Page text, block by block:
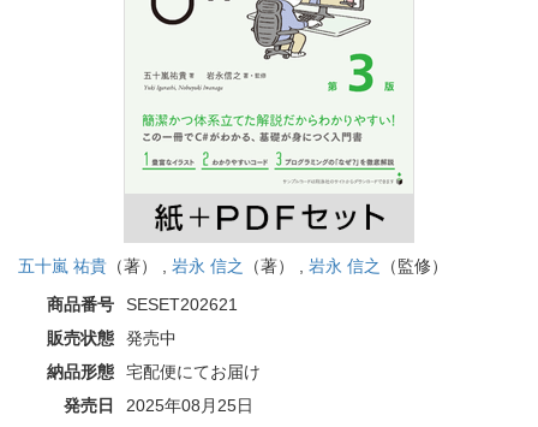
五十嵐 祐貴 （著） , 岩永 信之 （著） , 岩永 信之
（監修）
商品番号
SESET202621
販売状態
発売中
納品形態
宅配便にてお届け
発売日
2025年08月25日